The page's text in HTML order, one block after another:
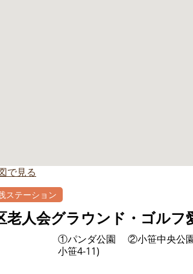
で見る
ステーション
老人会グラウンド・ゴルフ
①パンダ公園 ②小笹中央公園
小笹4-11)